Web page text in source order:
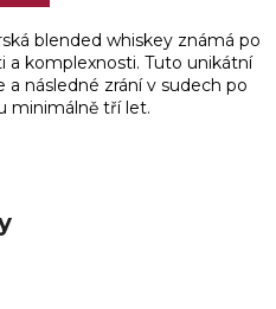
blended whiskey známá po
a komplexnosti. Tuto unikátní
následné zrání v sudech po
minimálně tří let.